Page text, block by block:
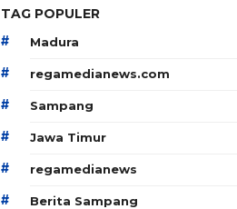
TAG POPULER
# Madura
# regamedianews.com
# Sampang
# Jawa Timur
# regamedianews
# Berita Sampang